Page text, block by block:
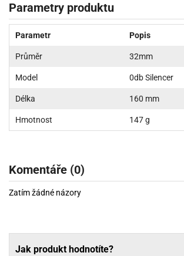
Parametry produktu
Parametr Popis
Průměr 32mm
Model 0db Silencer
Délka 160 mm
Hmotnost 147 g
Komentáře (0)
Zatím žádné názory
Jak produkt hodnotíte?